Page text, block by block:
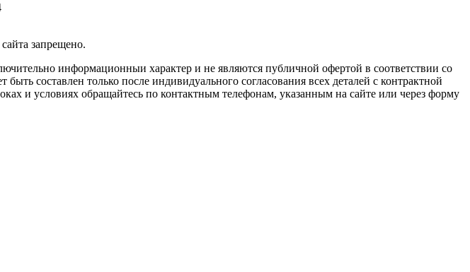
зaпpeщeнo.
информационныи характер и не являются публичной офертой в соответствии со
составлен только после индивидуального согласования всех деталей с контрактной
и условиях обращайтесь по контактным телефонам, указанным на сайте или через форму